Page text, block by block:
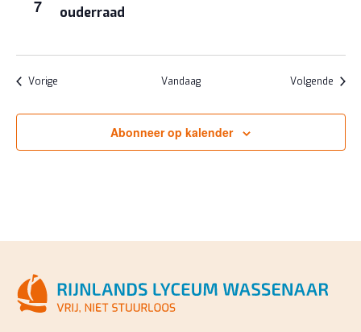
7 ouderraad
VorigeEvenementen Vandaag Volgende
Abonneer op kalender